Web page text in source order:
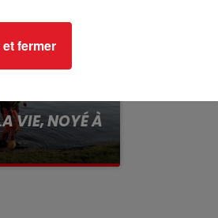
VIE, NOYÉ À
fermer